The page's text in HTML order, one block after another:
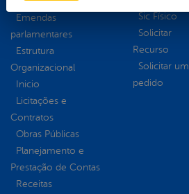
Emendas
parlamentares
Estrutura
Organizacional
Inicio
Licitações e
Contratos
Obras Públicas
Planejamento e
Prestação de Contas
Receitas
Sic Físico
Solicitar
Recurso
Solicitar um
pedido